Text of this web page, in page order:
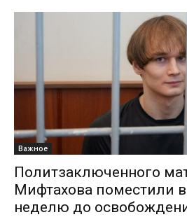
Важное
Политзаключенного
Мифтахова поместили
неделю до